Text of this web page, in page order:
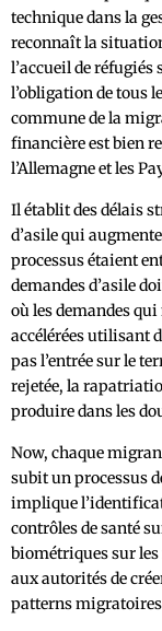
technique dans la
reconnaît la
l’accueil de
l’obligation de tous
commune de la
financière est bien
l’Allemagne et les
Il établit des délais
d’asile qui
processus étaient
demandes d’asile
où les demandes
accélérées utilisant
pas l’entrée sur le
rejetée, la
produire dans les
Now, chaque
subit un processus
implique
contrôles de santé
biométriques sur
aux autorités de
patterns migratoires